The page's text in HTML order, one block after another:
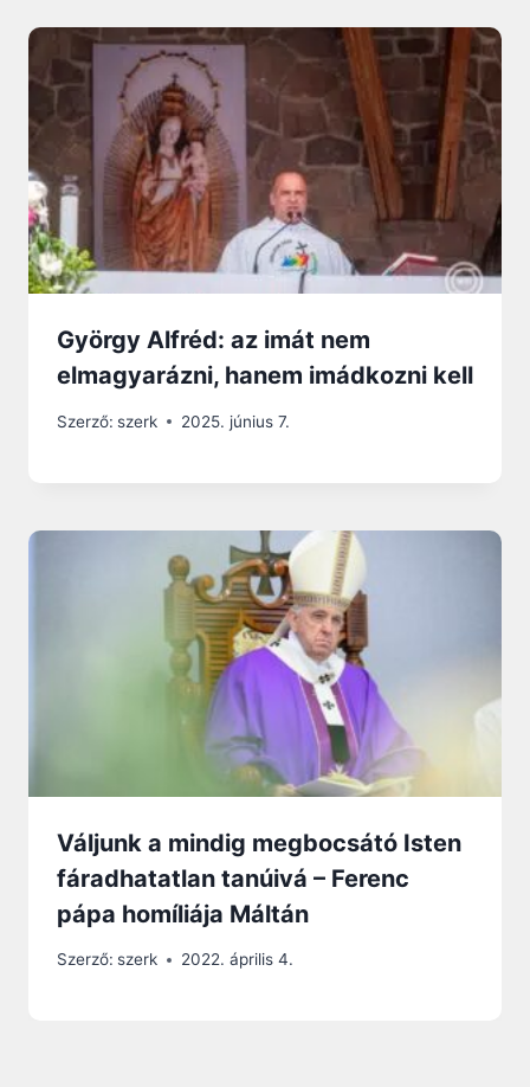
György Alfréd: az imát nem
elmagyarázni, hanem imádkozni kell
Szerző: szerk 2025. június 7.
Váljunk a mindig megbocsátó Isten
fáradhatatlan tanúivá – Ferenc
pápa homíliája Máltán
Szerző: szerk 2022. április 4.